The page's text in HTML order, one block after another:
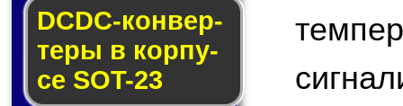
DCDC-кон­вер­
те­ры в кор­пу­
се SOT-23